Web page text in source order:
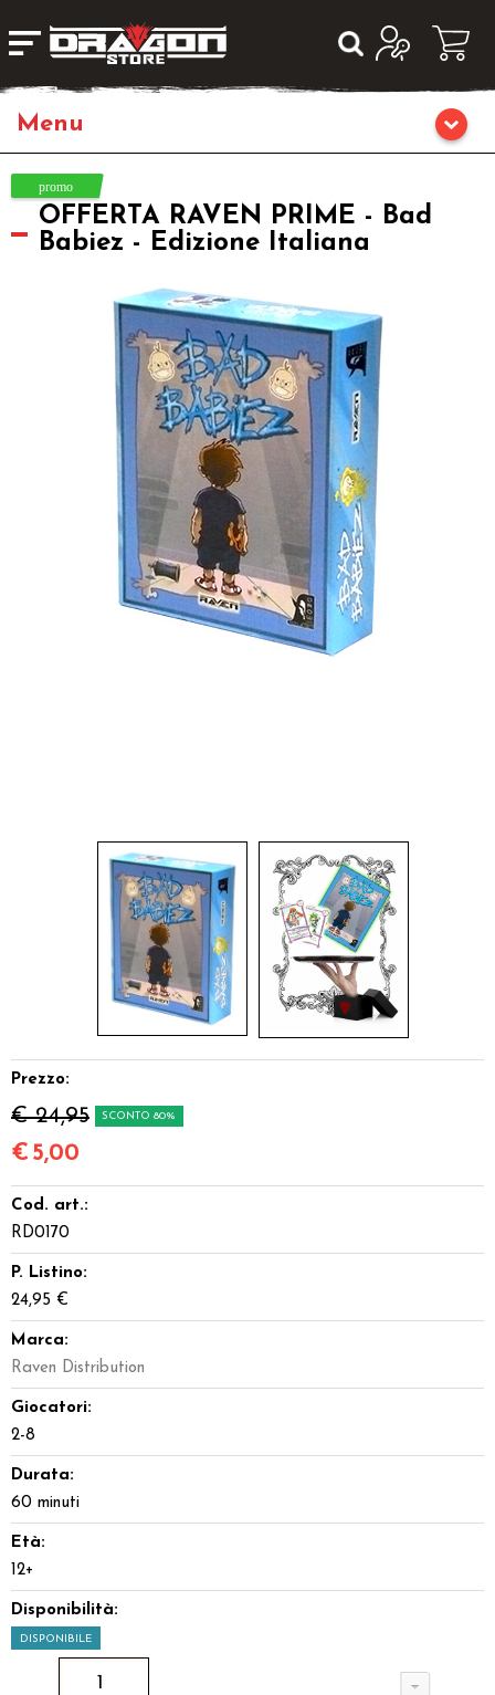
Giochi di Ruolo
Giochi di Carte Collezionabili
OFFERTA RAVEN PRIME - Bad
Babiez - Edizione Italiana
Prezzo:
€ 24,95 SCONTO 80%
€ 5,00
Cod. art.:
RD0170
P. Listino:
24,95 €
Marca:
Raven Distribution
Giocatori:
2-8
Durata:
60 minuti
Età:
12+
Disponibilità:
DISPONIBILE